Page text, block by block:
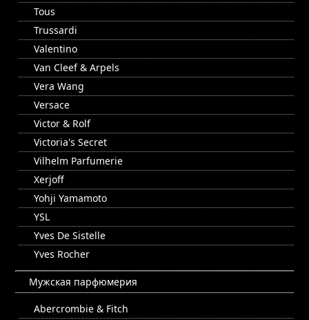
Tous
Trussardi
Valentino
Van Cleef & Arpels
Vera Wang
Versace
Victor & Rolf
Victoria's Secret
Vilhelm Parfumerie
Xerjoff
Yohji Yamamoto
YSL
Yves De Sistelle
Yves Rocher
Мужская парфюмерия
Abercrombie & Fitch